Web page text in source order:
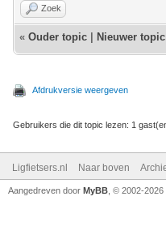
Zoek
« Ouder topic Nieuwer topic
Afdrukversie weergeven
Gebruikers die dit topic lezen: 1
Ligfietsers.nl Naar boven
Aangedreven door MyBB , © 2002-2026